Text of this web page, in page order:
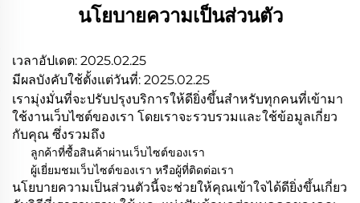
นโยบายความเป็นส่วนตัว
เวลาอัปเดต: 2025.02.25
มีผลบังคับใช้ตั้งแต่วันที่: 2025.02.25
เรามุ่งมั่นที่จะปรับปรุงบริการให้ดียิ่งขึ้นสำหรับทุกคนที่เข้ามา
ใช้งานเว็บไซต์ของเรา โดยเราจะรวบรวมและใช้ข้อมูลเกี่ยว
กับคุณ ซึ่งรวมถึง
ลูกค้าที่ซื้อสินค้าผ่านเว็บไซต์ของเรา
ผู้เยี่ยมชมเว็บไซต์ของเรา หรือผู้ที่ติดต่อเรา
นโยบายความเป็นส่วนตัวนี้จะช่วยให้คุณเข้าใจได้ดียิ่งขึ้นเกี่ยว